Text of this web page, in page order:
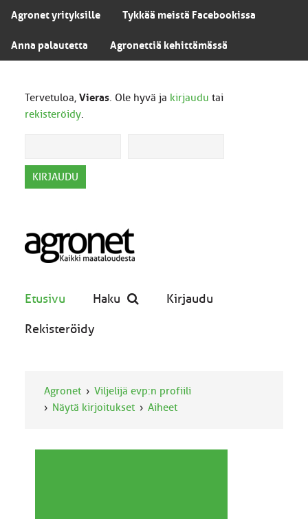
Agronet yrityksille Tykkää meistä Facebookissa
Anna palautetta Agronettiä kehittämässä
Tervetuloa, Vieras. Ole hyvä ja kirjaudu tai
rekisteröidy.
Etusivu Haku Kirjaudu
Rekisteröidy
Agronet
Viljelijä evp:n profiili
Näytä kirjoitukset
Aiheet